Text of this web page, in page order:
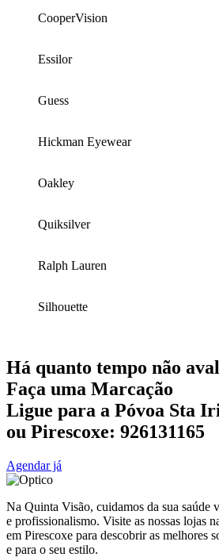
CooperVision
Essilor
Guess
Hickman Eyewear
Oakley
Quiksilver
Ralph Lauren
Silhouette
Há quanto tempo não
Faça uma Marcação
Ligue para a Póvoa Sta
ou Pirescoxe: 926131165
Agendar já
Na Quinta Visão, cuidamos da sua saúde
e profissionalismo. Visite as nossas lojas
em Pirescoxe para descobrir as melhores
e para o seu estilo.